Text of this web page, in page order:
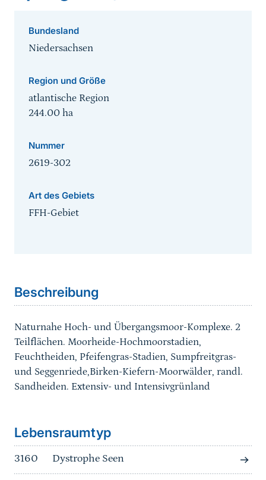
Bundesland
Niedersachsen
Region und Größe
atlantische Region
244.00 ha
Nummer
2619-302
Art des Gebiets
FFH-Gebiet
Beschreibung
Naturnahe Hoch- und Übergangsmoor-Komplexe. 2
Teilflächen. Moorheide-Hochmoorstadien,
Feuchtheiden, Pfeifengras-Stadien, Sumpfreitgras-
und Seggenriede,Birken-Kiefern-Moorwälder, randl.
Sandheiden. Extensiv- und Intensivgrünland
Lebensraumtyp
3160 Dystrophe Seen